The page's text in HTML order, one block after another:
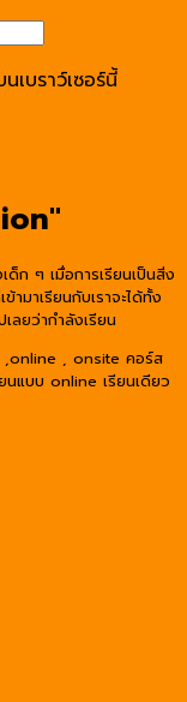
เบราว์เซอร์นี้
ด็ก ๆ เมื่อการเรียนเป็นสิ่ง
ามาเรียนกับเราจะได้ทั้ง
ลยว่ากำลังเรียน
,online , onsite คอร์ส
นแบบ online เรียนเดียว